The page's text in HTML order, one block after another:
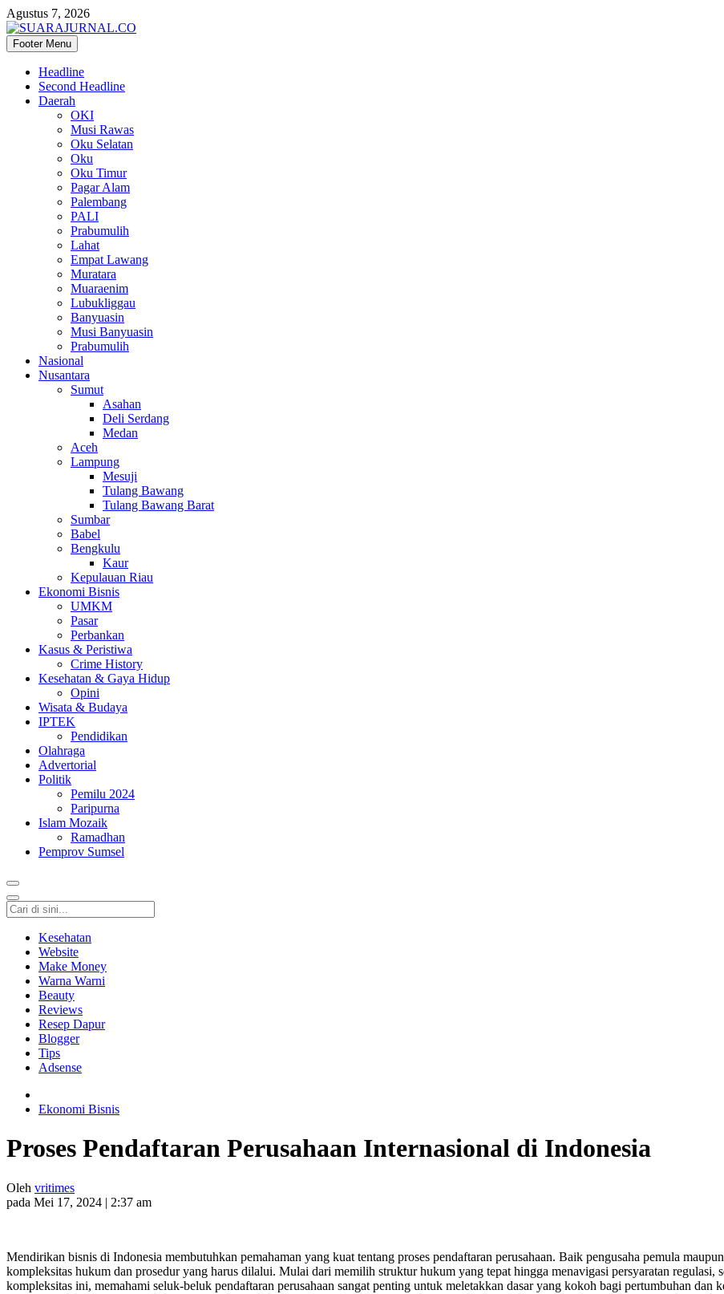
Agustus 7, 2026
SUARAJURNAL.CO
Footer Menu
Headline
Second Headline
Daerah
OKI
Musi Rawas
Oku Selatan
Oku
Oku Timur
Pagar Alam
Palembang
PALI
Prabumulih
Lahat
Empat Lawang
Muratara
Muaraenim
Lubukliggau
Banyuasin
Musi Banyuasin
Prabumulih
Nasional
Nusantara
Sumut
Asahan
Deli Serdang
Medan
Aceh
Lampung
Mesuji
Tulang Bawang
Tulang Bawang Barat
Sumbar
Babel
Bengkulu
Kaur
Kepulauan Riau
Ekonomi Bisnis
UMKM
Pasar
Perbankan
Kasus & Peristiwa
Crime History
Kesehatan & Gaya Hidup
Opini
Wisata & Budaya
IPTEK
Pendidikan
Olahraga
Advertorial
Politik
Pemilu 2024
Paripurna
Islam Mozaik
Ramadhan
Pemprov Sumsel
Kesehatan
Website
Make Money
Warna Warni
Beauty
Reviews
Resep Dapur
Blogger
Tips
Adsense
Ekonomi Bisnis
Proses Pendaftaran Perusahaan Internasional di Indonesia
Oleh vritimes
pada Mei 17, 2024 | 2:37 am
Mendirikan bisnis di Indonesia membutuhkan pemahaman yang kuat tentang proses pendaftaran perusahaan. Baik pengusaha pemula
kompleksitas hukum dan prosedur yang harus dilalui. Mulai dari memilih struktur hukum yang tepat hingga menavigasi persyaratan regulasi,
kompleksitas ini, memahami seluk-beluk pendaftaran perusahaan sangat penting untuk meletakkan dasar yang kokoh bagi pertumbuhan dan